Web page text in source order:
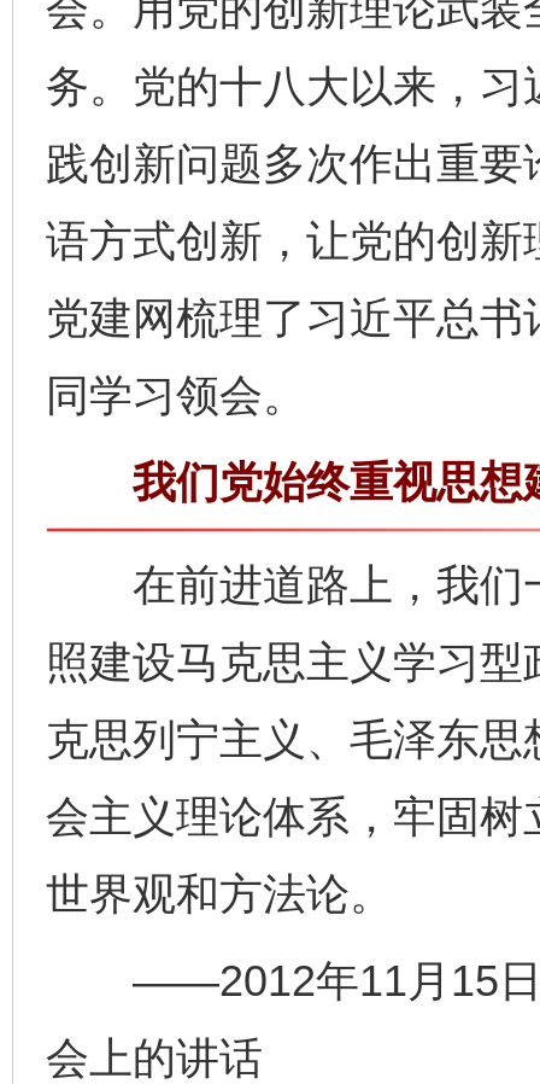
务。党的十八大以来，
践创新问题多次作出重
语方式创新，让党的创新
党建网梳理了习近平总
同学习领会。
我们党始终重视思想
在前进道路上，我们
照建设马克思主义学习
克思列宁主义、毛泽东
会主义理论体系，牢固
世界观和方法论。
——2012年11月15日
会上的讲话